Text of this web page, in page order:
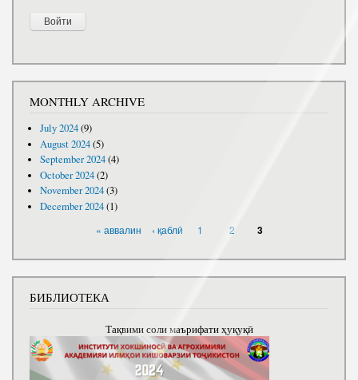
MONTHLY ARCHIVE
July 2024(9)
August 2024(5)
September 2024(4)
October 2024(2)
November 2024(3)
December 2024(1)
« аввалин ‹ қаблӣ 1 2 3
БИБЛИОТЕКА
Тақвими соли маърифати ҳуқуқӣ